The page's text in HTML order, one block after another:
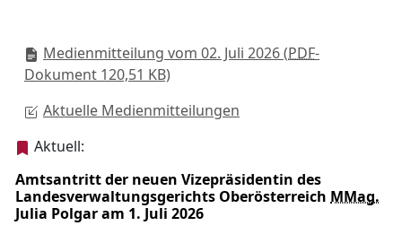
Medienmitteilung vom 02. Juli 2026(PDF-
Dokument 120,51 KB)
Aktuelle Medienmitteilungen
Aktuell:
Amtsantritt der neuen Vizepräsidentin des
Landesverwaltungsgerichts Oberösterreich MMag.
Julia Polgar am 1. Juli 2026